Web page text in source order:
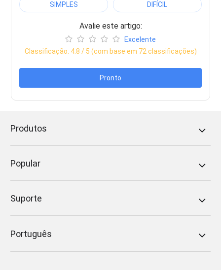
SIMPLES DIFÍCIL
Avalie este artigo:
Excelente
Classificação: 4.8 / 5 (com base em 72classificações)
Pronto
Produtos
Popular
Suporte
Português